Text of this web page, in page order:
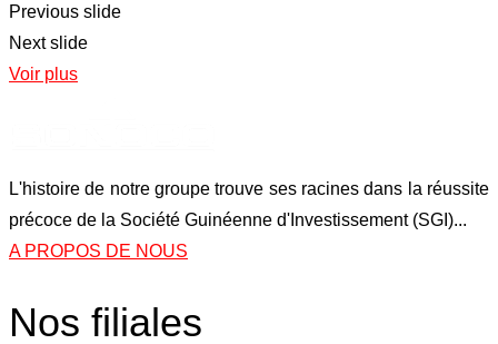
Previous slide
Next slide
Voir plus
L'histoire de notre groupe trouve ses racines dans la réussite
précoce de la Société Guinéenne d'Investissement (SGI)...
A PROPOS DE NOUS
Nos filiales